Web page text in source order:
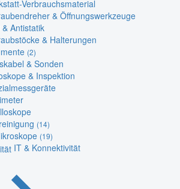
Verbrauchsmaterial
& Öffnungswerkzeuge
& Antistatik
& Halterungen
(2)
& Sonden
& Inspektion
(14)
(19)
IT & Konnektivität